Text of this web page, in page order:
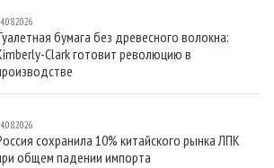
бумага без древесного волокна:
Clark готовит революцию в
сохранила 10% китайского рынка ЛПК
общем падении импорта